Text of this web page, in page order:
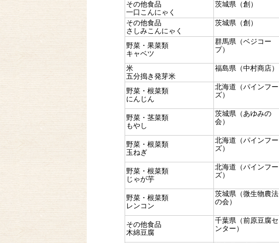
その他食品
一口こんにゃく
茨城県（創）
その他食品
さしみこんにゃく
茨城県（創）
野菜・果菜類
キャベツ
群馬県（ベジコー
プ）
米
五分搗き発芽米
福島県（中村商店）
野菜・根菜類
にんじん
北海道（パインフー
ズ）
野菜・茎菜類
もやし
茨城県（あゆみの
会）
野菜・根菜類
玉ねぎ
北海道（パインフー
ズ）
野菜・根菜類
じゃが芋
北海道（パインフー
ズ）
野菜・根菜類
レンコン
茨城県（微生物農法
の会）
その他食品
木綿豆腐
千葉県（前原豆腐セ
ンター）